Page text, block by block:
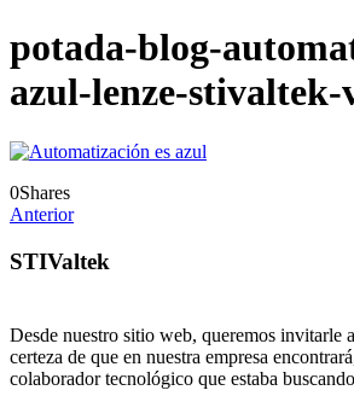
potada-blog-
azul-lenze-stivaltek-
0Shares
Anterior
STIValtek
Desde nuestro sitio web, queremos invitarle
certeza de que en nuestra empresa
colaborador tecnológico que estaba